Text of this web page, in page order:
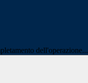
dell'operazione...